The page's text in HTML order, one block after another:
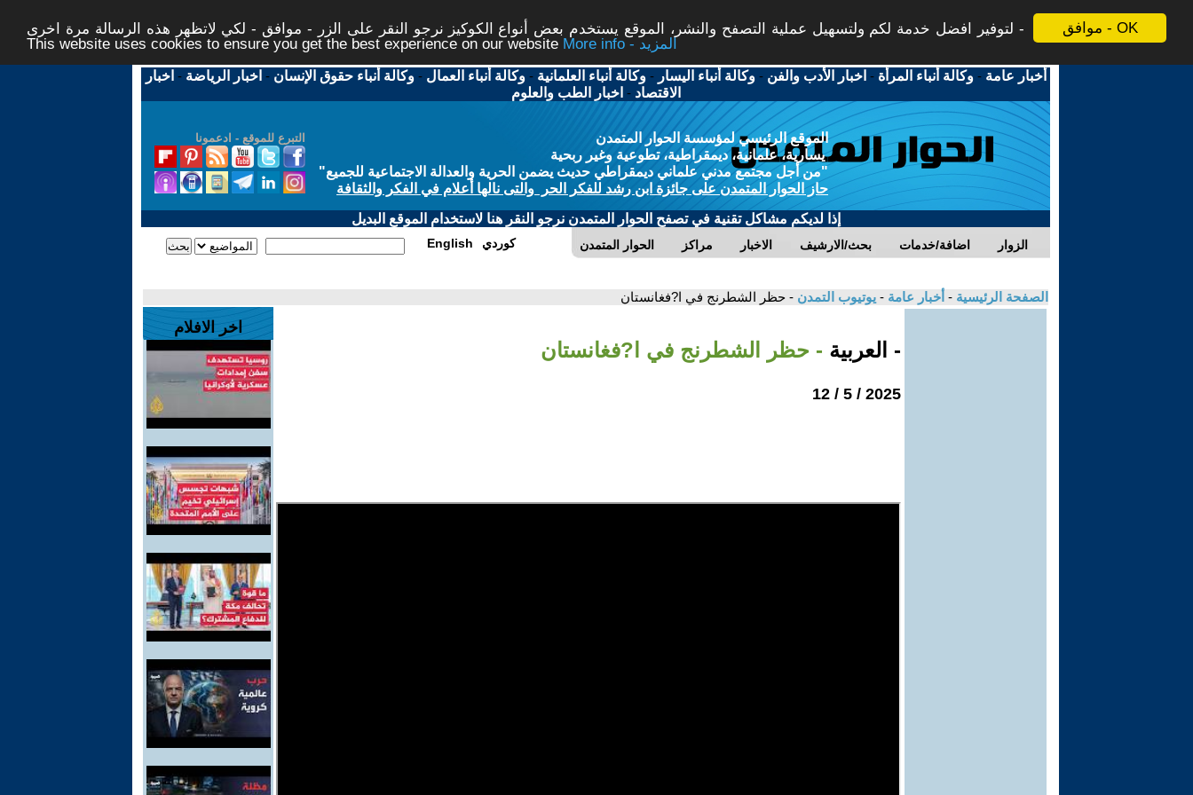
موافق - OK
لتوفير افضل خدمة لكم ولتسهيل عملية التصفح والنشر، الموقع يستخدم بعض أنواع الكوكيز نرجو النقر على الزر - موافق - لكي لاتظهر هذه الرسالة مرة اخرى -
This website uses cookies to ensure you get the best experience on our website
More info - المزيد
أخبار عامة -وكالة أنباء المرأة - اخبار الأدب والفن -وكالة أنباء اليسار -وكالة أنباء العلمانية -وكالة أنباء العمال -وكالة أنباء حقوق الإنسان - اخبار الرياضة - اخبار
الاقتصاد - اخبار الطب والعلوم
التبرع للموقع - ادعمونا
الموقع الرئيسي لمؤسسة الحوار المتمدن
يسارية، علمانية، ديمقراطية، تطوعية وغير ربحية
"من أجل مجتمع مدني علماني ديمقراطي حديث يضمن الحرية والعدالة الاجتماعية للجميع"
حاز الحوار المتمدن على جائزة ابن رشد للفكر الحر والتى نالها أعلام في الفكر والثقافة
إذا لديكم مشاكل تقنية في تصفح الحوار المتمدن نرجو النقر هنا لاستخدام الموقع البديل
الحوار المتمدن مراكز الاخبار بحث/الارشيف اضافة/خدمات الزوار English كوردي
الصفحة الرئيسية - أخبار عامة - يوتيوب التمدن - حظر الشطرنج في ا?فغانستان
- العربية - حظر الشطرنج في ا?فغانستان
2025 / 5 / 12
اخر الافلام